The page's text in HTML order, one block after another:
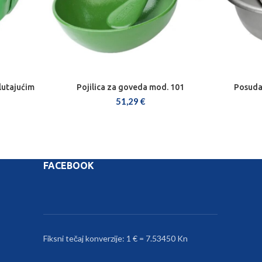
DODAJ U KOŠARICU
Pojilica za goveda mod. 101
51,29 €
FACEBOOK
Fiksni tečaj konverzije: 1 € = 7.53450 Kn